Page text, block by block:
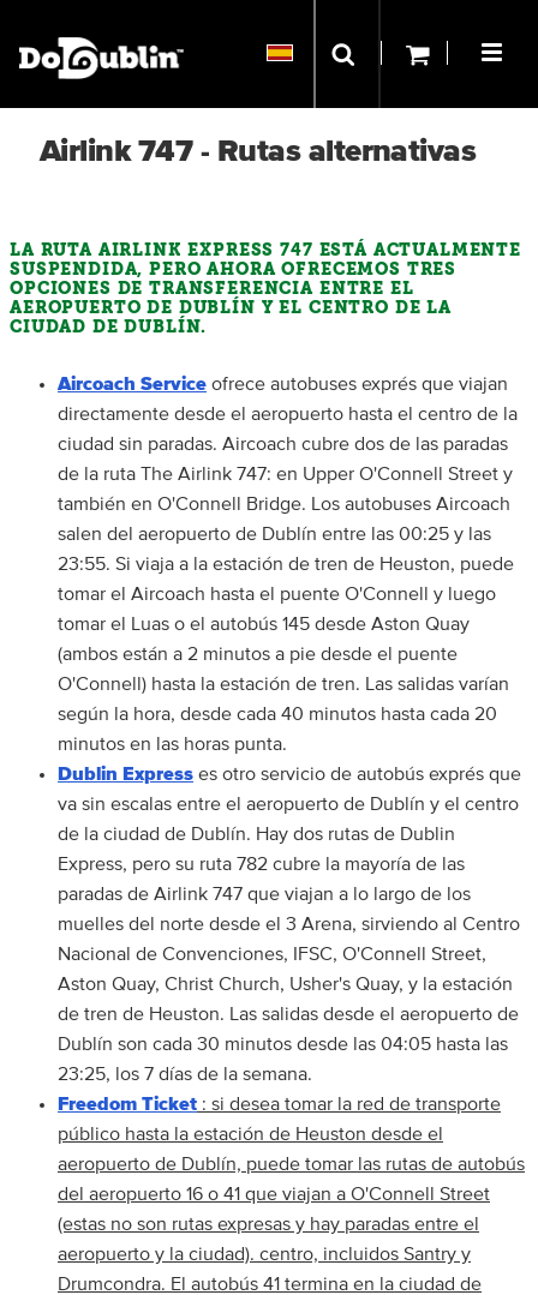
Airlink 747 - Rutas alternativas
LA RUTA AIRLINK EXPRESS 747 ESTÁ ACTUALMENTE
SUSPENDIDA, PERO AHORA OFRECEMOS TRES
OPCIONES DE TRANSFERENCIA ENTRE EL
AEROPUERTO DE DUBLÍN Y EL CENTRO DE LA
CIUDAD DE DUBLÍN.
Aircoach Service ofrece autobuses exprés que viajan
directamente desde el aeropuerto hasta el centro de la
ciudad sin paradas. Aircoach cubre dos de las paradas
de la ruta The Airlink 747: en Upper O'Connell Street y
también en O'Connell Bridge. Los autobuses Aircoach
salen del aeropuerto de Dublín entre las 00:25 y las
23:55. Si viaja a la estación de tren de Heuston, puede
tomar el Aircoach hasta el puente O'Connell y luego
tomar el Luas o el autobús 145 desde Aston Quay
(ambos están a 2 minutos a pie desde el puente
O'Connell) hasta la estación de tren. Las salidas varían
según la hora, desde cada 40 minutos hasta cada 20
minutos en las horas punta.
Dublin Express es otro servicio de autobús exprés que
va sin escalas entre el aeropuerto de Dublín y el centro
de la ciudad de Dublín. Hay dos rutas de Dublin
Express, pero su ruta 782 cubre la mayoría de las
paradas de Airlink 747 que viajan a lo largo de los
muelles del norte desde el 3 Arena, sirviendo al Centro
Nacional de Convenciones, IFSC, O'Connell Street,
Aston Quay, Christ Church, Usher's Quay, y la estación
de tren de Heuston. Las salidas desde el aeropuerto de
Dublín son cada 30 minutos desde las 04:05 hasta las
23:25, los 7 días de la semana.
Freedom Ticket : si desea tomar la red de transporte
público hasta la estación de Heuston desde el
aeropuerto de Dublín, puede tomar las rutas de autobús
del aeropuerto 16 o 41 que viajan a O'Connell Street
(estas no son rutas expresas y hay paradas entre el
aeropuerto y la ciudad). centro, incluidos Santry y
Drumcondra. El autobús 41 termina en la ciudad de